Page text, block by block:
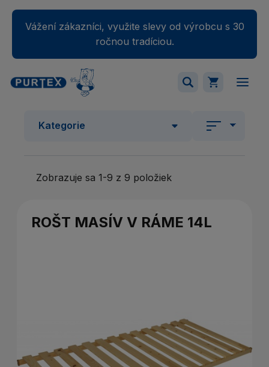
Vážení zákazníci, využite slevy od výrobcu s 30
ročnou tradíciou.
Kategorie
Zobrazuje sa 1-9 z 9 položiek
ROŠT MASÍV V RÁME 14L